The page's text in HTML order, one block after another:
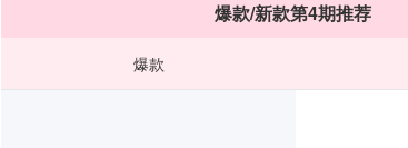
爆款/新款第4期推荐
爆款